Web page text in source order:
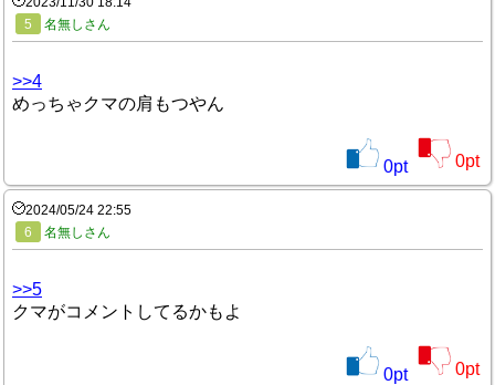
5
名無しさん
>>4
めっちゃクマの肩もつやん
0pt 0pt
2024/05/24 22:55
6
名無しさん
>>5
クマがコメントしてるかもよ
0pt 0pt